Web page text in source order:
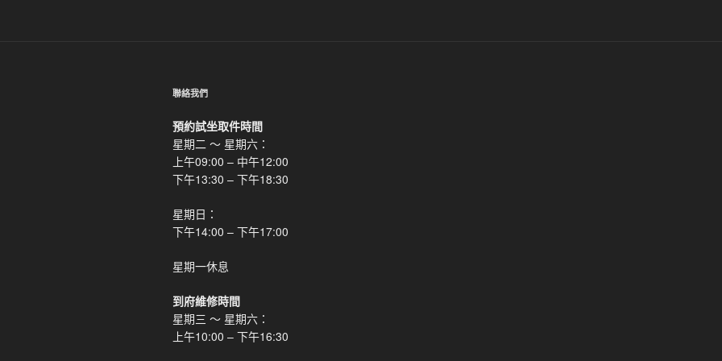
聯絡我們
預約試坐取件時間
星期二 ～ 星期六：
上午09:00 – 中午12:00
下午13:30 – 下午18:30
星期日：
下午14:00 – 下午17:00
星期一休息
到府維修時間
星期三 ～ 星期六：
上午10:00 – 下午16:30